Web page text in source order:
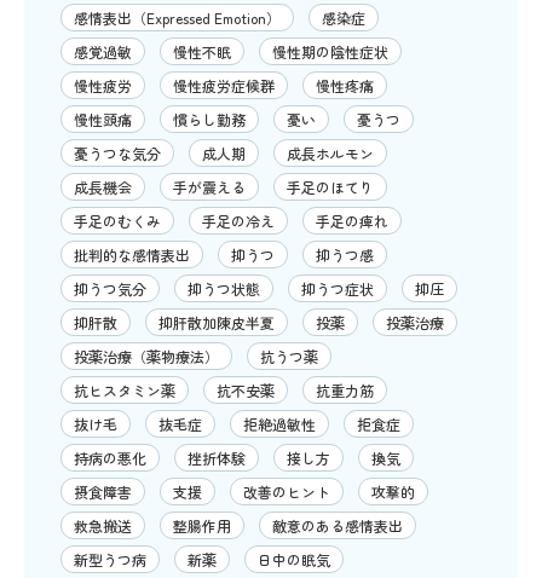
感情表出（Expressed Emotion）
感染症
感覚過敏
慢性不眠
慢性期の陰性症状
慢性疲労
慢性疲労症候群
慢性疼痛
慢性頭痛
慣らし勤務 憂い
憂うつ
憂うつな気分
成人期
成長ホルモン
成長機会
手が震える
手足のほてり
手足のむくみ
手足の冷え
手足の痺れ
批判的な感情表出
抑うつ
抑うつ感
抑うつ気分
抑うつ状態 抑うつ症状
抑圧
抑肝散
抑肝散加陳皮半夏 投薬
投薬治療
投薬治療（薬物療法）
抗うつ薬
抗ヒスタミン薬
抗不安薬
抗重力筋
抜け毛
抜毛症 拒絶過敏性
拒食症
持病の悪化
挫折体験 接し方
換気
摂食障害
支援 改善のヒント
攻撃的
救急搬送
整腸作用
敵意のある感情表出
新型うつ病
新薬
日中の眠気